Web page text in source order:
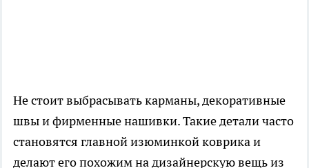
Не стоит выбрасывать карманы, декоративные
швы и фирменные нашивки. Такие детали часто
становятся главной изюминкой коврика и
делают его похожим на дизайнерскую вещь из